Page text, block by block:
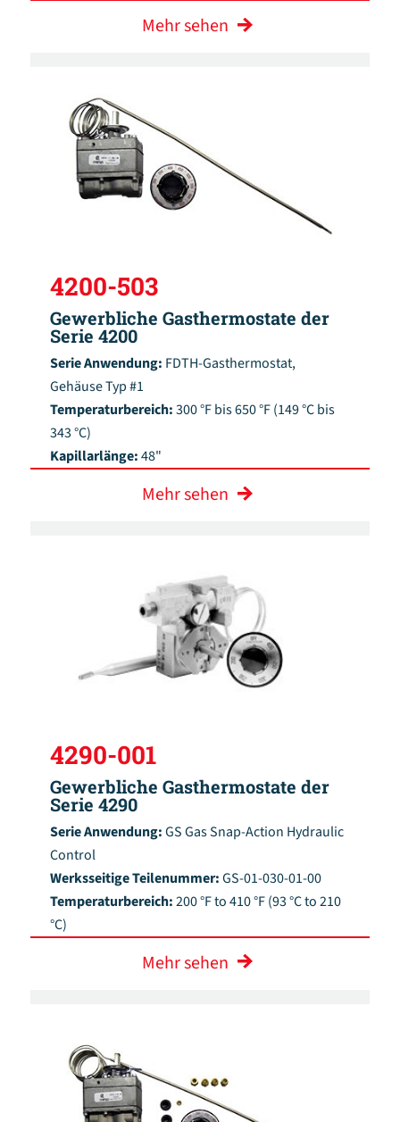
Mehr sehen
4200-503
Gewerbliche Gasthermostate der
Serie 4200
Serie Anwendung: FDTH-Gasthermostat,
Gehäuse Typ #1
Temperaturbereich:300 °F bis 650 °F (149 °C bis
343 °C)
Kapillarlänge:48"
Mehr sehen
4290-001
Gewerbliche Gasthermostate der
Serie 4290
Serie Anwendung:GS Gas Snap-Action Hydraulic
Control
Werksseitige Teilenummer:GS-01-030-01-00
Temperaturbereich:200 °F to 410 °F (93 °C to 210
°C)
Mehr sehen